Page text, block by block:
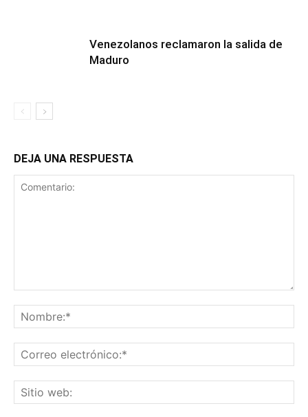
Venezolanos reclamaron la salida de
Maduro
DEJA UNA RESPUESTA